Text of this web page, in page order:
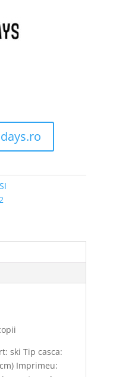
ski Tip casca:
Imprimeu: